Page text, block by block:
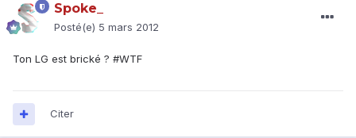
Spoke_
Posté(e) 5 mars 2012
Ton LG est brické ? #WTF
Citer